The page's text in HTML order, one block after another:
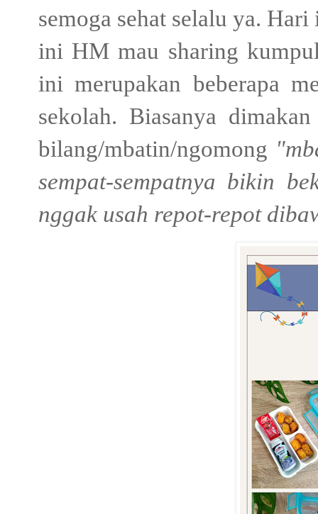
semoga sehat selalu ya.
ini HM mau sharing
ini merupakan beberapa
sekolah. Biasanya
bilang/mbatin/ngomong
sempat-sempatnya bikin
nggak usah repot-repot